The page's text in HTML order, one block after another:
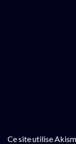
Ce site utilise